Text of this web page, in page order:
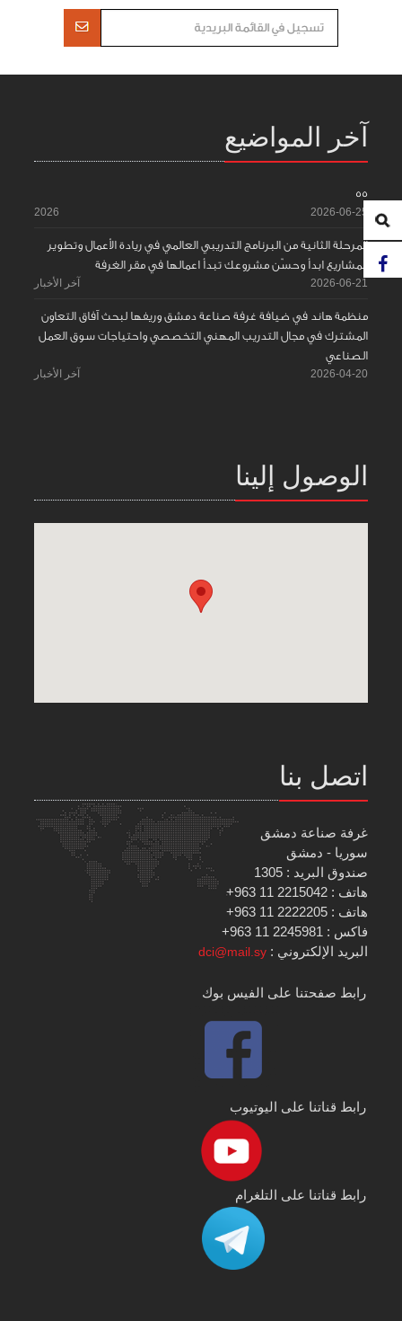
آخر المواضيع
55
2026-06-25
2026
المرحلة الثانية من البرنامج التدريبي العالمي في ريادة الأعمال وتطوير
المشاريع ابدأ وحسّن مشروعك تبدأ اعمالها في مقر الغرفة
2026-06-21 آخر الأخبار
منظمة هاند في ضيافة غرفة صناعة دمشق وريفها لبحث آفاق التعاون
المشترك في مجال التدريب المهني التخصصي واحتياجات سوق العمل
الصناعي
2026-04-20 آخر الأخبار
الوصول إلينا
اتصل بنا
غرفة صناعة دمشق
سوريا - دمشق
صندوق البريد : 1305
هاتف : 2215042 11 963+
هاتف : 2222205 11 963+
فاكس : 2245981 11 963+
البريد الإلكتروني :dci@mail.sy
رابط صفحتنا على الفيس بوك
رابط قناتنا على اليوتيوب
رابط قناتنا على التلغرام